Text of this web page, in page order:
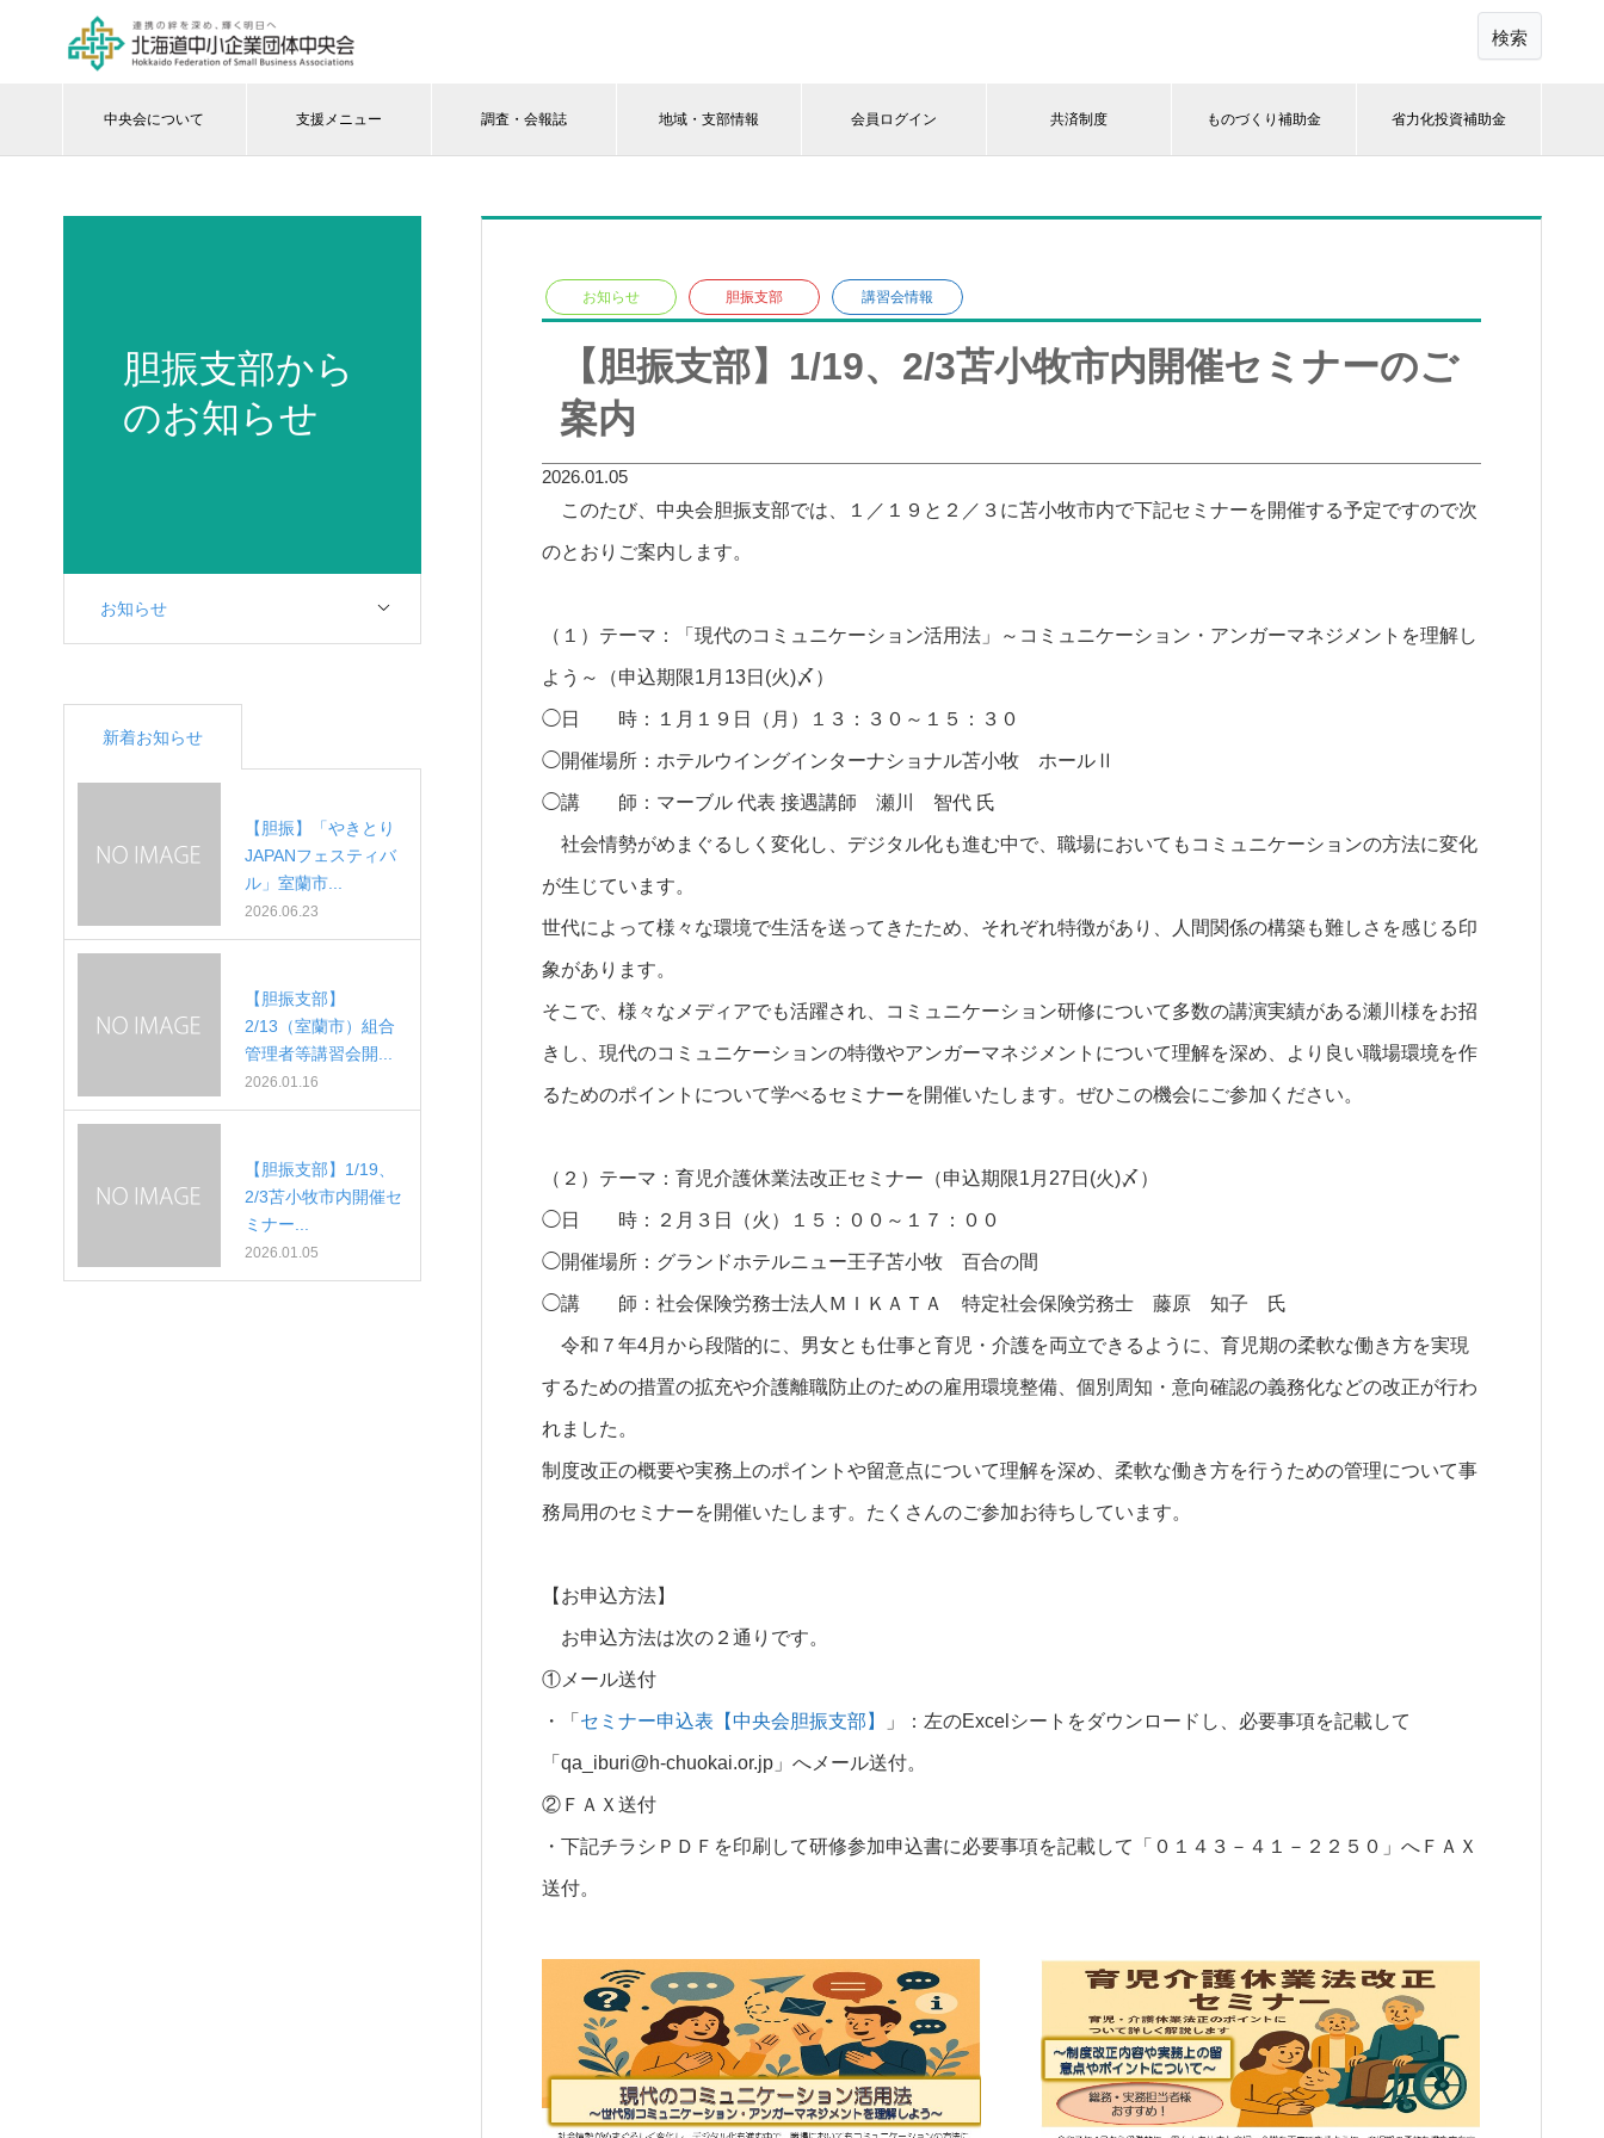
検索
中央会について 支援メニュー 調査・会報誌 地域・支部情報 会員ログイン 共済制度 ものづくり補助金 省力化投資補助金
胆振支部から
のお知らせ
お知らせ
お知らせ 胆振支部 講習会情報
【胆振支部】1/19、2/3苫小牧市内開催セミナーのご
案内
2026.01.05
このたび、中央会胆振支部では、１／１９と２／３に苫小牧市内で下記セミナーを開催する予定ですので次
のとおりご案内します。
（１）テーマ：「現代のコミュニケーション活用法」～コミュニケーション・アンガーマネジメントを理解し
よう～（申込期限1月13日(火)〆）
◯日 時：１月１９日（月）１３：３０～１５：３０
◯開催場所：ホテルウイングインターナショナル苫小牧 ホールⅡ
◯講 師：マーブル 代表 接遇講師 瀬川 智代 氏
社会情勢がめまぐるしく変化し、デジタル化も進む中で、職場においてもコミュニケーションの方法に変化
が生じています。
世代によって様々な環境で生活を送ってきたため、それぞれ特徴があり、人間関係の構築も難しさを感じる印
象があります。
そこで、様々なメディアでも活躍され、コミュニケーション研修について多数の講演実績がある瀬川様をお招
きし、現代のコミュニケーションの特徴やアンガーマネジメントについて理解を深め、より良い職場環境を作
るためのポイントについて学べるセミナーを開催いたします。ぜひこの機会にご参加ください。
（２）テーマ：育児介護休業法改正セミナー（申込期限1月27日(火)〆）
◯日 時：２月３日（火）１５：００～１７：００
◯開催場所：グランドホテルニュー王子苫小牧 百合の間
◯講 師：社会保険労務士法人ＭＩＫＡＴＡ 特定社会保険労務士 藤原 知子 氏
令和７年4月から段階的に、男女とも仕事と育児・介護を両立できるように、育児期の柔軟な働き方を実現
するための措置の拡充や介護離職防止のための雇用環境整備、個別周知・意向確認の義務化などの改正が行わ
れました。
制度改正の概要や実務上のポイントや留意点について理解を深め、柔軟な働き方を行うための管理について事
務局用のセミナーを開催いたします。たくさんのご参加お待ちしています。
【お申込方法】
お申込方法は次の２通りです。
①メール送付
・「 セミナー申込表【中央会胆振支部】 」：左のExcelシートをダウンロードし、必要事項を記載して
「qa_iburi@h-chuokai.or.jp」へメール送付。
②ＦＡＸ送付
・下記チラシＰＤＦを印刷して研修参加申込書に必要事項を記載して「０１４３－４１－２２５０」へＦＡＸ
送付。
新着お知らせ
【胆振】「やきとり
JAPANフェスティバ
ル」室蘭市...
2026.06.23
【胆振支部】
2/13（室蘭市）組合
管理者等講習会開...
2026.01.16
【胆振支部】1/19、
2/3苫小牧市内開催セ
ミナー...
2026.01.05